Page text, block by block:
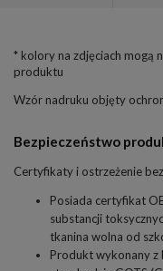
* kolory na zdjęciach mogą
produktu
Wzór nadruku objęty
Bezpieczeństwo
Certyfikaty i ostrzeżenie
Posiada certyfikat
substancji
tkanina wolna od
Produkt wykonany z